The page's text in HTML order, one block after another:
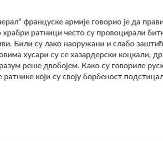
француске армије говорио је да
ратници често су провоцирали
Били су лако наоружани и слабо
хусари су се хазардерски коцкали,
реше двобојем. Како су говориле
који су своју борбеност